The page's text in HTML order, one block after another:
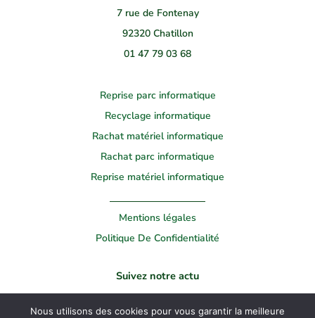
7 rue de Fontenay
92320 Chatillon
01 47 79 03 68
Reprise parc informatique
Recyclage informatique
Rachat matériel informatique
Rachat parc informatique
Reprise matériel informatique
Mentions légales
Politique De Confidentialité
Suivez notre actu
LinkedinYoutube
Nous utilisons des cookies pour vous garantir la meilleure